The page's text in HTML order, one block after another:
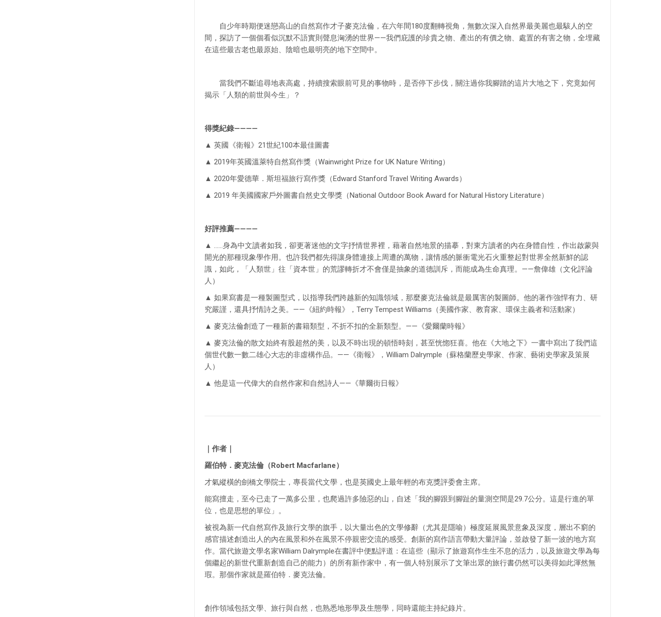
自少年時期便迷戀高山的自然寫作才子麥克法倫，在六年間180度翻轉視角，無數次深入自然界最美麗也最駭人的空
間，探訪了一個個看似沉默不語實則聲息洶湧的世界——我們庇護的珍貴之物、產出的有價之物、處置的有害之物，全埋藏
在這些最古老也最原始、陰暗也最明亮的地下空間中。
當我們不斷追尋地表高處，持續搜索眼前可見的事物時，是否停下步伐，關注過你我腳踏的這片大地之下，究竟如何
揭示「人類的前世與今生」？
得獎紀錄————
▲ 英國《衛報》21世紀100本最佳圖書
▲ 2019年英國溫萊特自然寫作獎（Wainwright Prize for UK Nature Writing）
▲ 2020年愛德華．斯坦福旅行寫作獎（Edward Stanford Travel Writing Awards）
▲ 2019 年美國國家戶外圖書自然史文學獎（National Outdoor Book Award for Natural History Literature）
好評推薦————
▲ ……身為中文讀者如我，卻更著迷他的文字抒情世界裡，藉著自然地景的描摹，對東方讀者的內在身體自性，作出啟蒙與
開光的那種現象學作用。也許我們都先得讓身體連接上周遭的萬物，讓情感的脈衝電光石火重整起對世界全然新鮮的認
識，如此，「人類世」往「資本世」的荒謬轉折才不會僅是抽象的道德訓斥，而能成為生命真理。——詹偉雄（文化評論
人）
▲ 如果寫書是一種製圖型式，以指導我們跨越新的知識領域，那麼麥克法倫就是最厲害的製圖師。他的著作強悍有力、研
究嚴謹，還具抒情詩之美。——《紐約時報》，Terry Tempest Williams（美國作家、教育家、環保主義者和活動家）
▲ 麥克法倫創造了一種新的書籍類型，不折不扣的全新類型。——《愛爾蘭時報》
▲ 麥克法倫的散文始終有股超然的美，以及不時出現的頓悟時刻，甚至恍惚狂喜。他在《大地之下》一書中寫出了我們這
個世代數一數二雄心大志的非虛構作品。——《衛報》，William Dalrymple（蘇格蘭歷史學家、作家、藝術史學家及策展
人）
▲ 他是這一代偉大的自然作家和自然詩人——《華爾街日報》
｜作者｜
羅伯特．麥克法倫（Robert Macfarlane）
才氣縱橫的劍橋文學院士，專長當代文學，也是英國史上最年輕的布克獎評委會主席。
能寫擅走，至今已走了一萬多公里，也爬過許多險惡的山，自述「我的腳跟到腳趾的量測空間是29.7公分。這是行進的單
位，也是思想的單位」。
被視為新一代自然寫作及旅行文學的旗手，以大量出色的文學修辭（尤其是隱喻）極度延展風景意象及深度，層出不窮的
感官描述創造出人的內在風景和外在風景不停親密交流的感受。創新的寫作語言帶動大量評論，並啟發了新一波的地方寫
作。當代旅遊文學名家William Dalrymple在書評中便點評道：在這些（顯示了旅遊寫作生生不息的活力，以及旅遊文學為每
個繼起的新世代重新創造自己的能力）的所有新作家中，有一個人特別展示了文筆出眾的旅行書仍然可以美得如此渾然無
瑕。那個作家就是羅伯特．麥克法倫。
創作領域包括文學、旅行與自然，也熟悉地形學及生態學，同時還能主持紀錄片。